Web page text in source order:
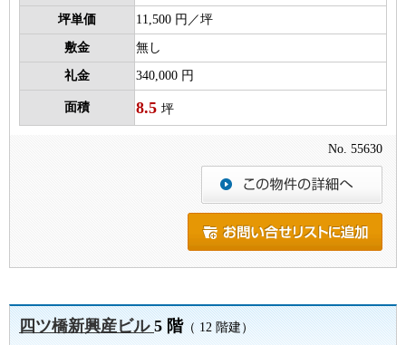
坪単価 11,500 円／坪
敷金 無し
礼金 340,000 円
面積 8.5 坪
No. 55630
四ツ橋新興産ビル5 階（ 12 階建）